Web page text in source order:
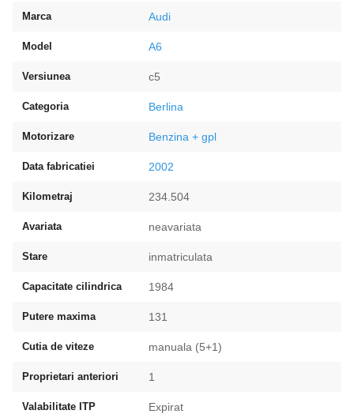
Marca Audi
Model A6
Versiunea c5
Categoria Berlina
Motorizare Benzina + gpl
Data fabricatiei 2002
Kilometraj 234.504
Avariata neavariata
Stare inmatriculata
Capacitate cilindrica 1984
Putere maxima 131
Cutia de viteze manuala (5+1)
Proprietari anteriori 1
Valabilitate ITP Expirat